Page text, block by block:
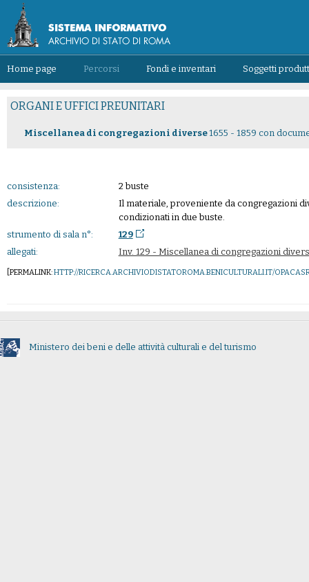
Home page Percorsi Fondi e inventari Soggetti
ORGANI E UFFICI PREUNITARI
Miscellanea di congregazioni diverse1655 - 1859 con
consistenza:
2 buste
descrizione:
Il materiale, proveniente da congregazioni
condizionati in due buste.
strumento di sala n°:
129
allegati:
Inv. 129 - Miscellanea di congregazioni
[PERMALINK:HTTP://RICERCA.ARCHIVIODISTATOROMA.BENICULTURALI.IT/
Ministero dei beni e delle attività culturali e del turismo